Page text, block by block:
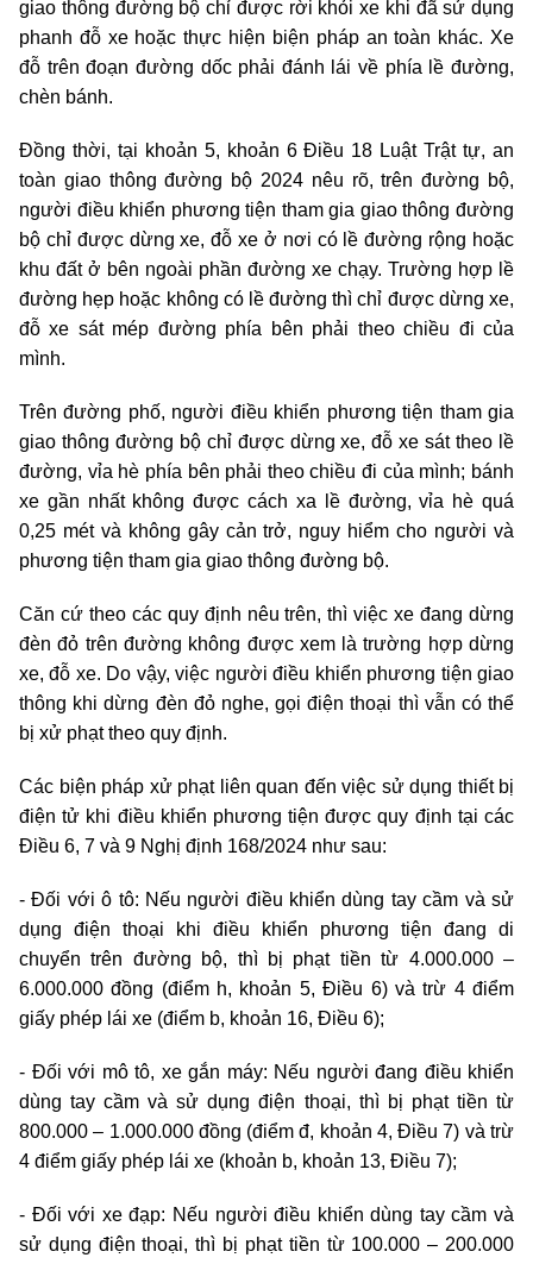
giao thông đường bộ chỉ được rời khỏi xe khi đã sử dụng
phanh đỗ xe hoặc thực hiện biện pháp an toàn khác. Xe
đỗ trên đoạn đường dốc phải đánh lái về phía lề đường,
chèn bánh.
Đồng thời, tại khoản 5, khoản 6 Điều 18 Luật Trật tự, an
toàn giao thông đường bộ 2024 nêu rõ, trên đường bộ,
người điều khiển phương tiện tham gia giao thông đường
bộ chỉ được dừng xe, đỗ xe ở nơi có lề đường rộng hoặc
khu đất ở bên ngoài phần đường xe chạy. Trường hợp lề
đường hẹp hoặc không có lề đường thì chỉ được dừng xe,
đỗ xe sát mép đường phía bên phải theo chiều đi của
mình.
Trên đường phố, người điều khiển phương tiện tham gia
giao thông đường bộ chỉ được dừng xe, đỗ xe sát theo lề
đường, vỉa hè phía bên phải theo chiều đi của mình; bánh
xe gần nhất không được cách xa lề đường, vỉa hè quá
0,25 mét và không gây cản trở, nguy hiểm cho người và
phương tiện tham gia giao thông đường bộ.
Căn cứ theo các quy định nêu trên, thì việc xe đang dừng
đèn đỏ trên đường không được xem là trường hợp dừng
xe, đỗ xe. Do vậy, việc người điều khiển phương tiện giao
thông khi dừng đèn đỏ nghe, gọi điện thoại thì vẫn có thể
bị xử phạt theo quy định.
Các biện pháp xử phạt liên quan đến việc sử dụng thiết bị
điện tử khi điều khiển phương tiện được quy định tại các
Điều 6, 7 và 9 Nghị định 168/2024 như sau:
- Đối với ô tô: Nếu người điều khiển dùng tay cầm và sử
dụng điện thoại khi điều khiển phương tiện đang di
chuyển trên đường bộ, thì bị phạt tiền từ 4.000.000 –
6.000.000 đồng (điểm h, khoản 5, Điều 6) và trừ 4 điểm
giấy phép lái xe (điểm b, khoản 16, Điều 6);
- Đối với mô tô, xe gắn máy: Nếu người đang điều khiển
dùng tay cầm và sử dụng điện thoại, thì bị phạt tiền từ
800.000 – 1.000.000 đồng (điểm đ, khoản 4, Điều 7) và trừ
4 điểm giấy phép lái xe (khoản b, khoản 13, Điều 7);
- Đối với xe đạp: Nếu người điều khiển dùng tay cầm và
sử dụng điện thoại, thì bị phạt tiền từ 100.000 – 200.000